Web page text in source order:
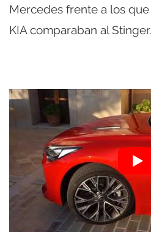
Mercedes frente a los
KIA comparaban al Stinger.